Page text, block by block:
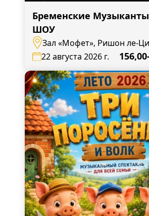
Бременские Музыканты - LIVE
ШОУ
Зал «Мофет», Ришон ле-
Ротшильд, 62
22 августа 2026 г.